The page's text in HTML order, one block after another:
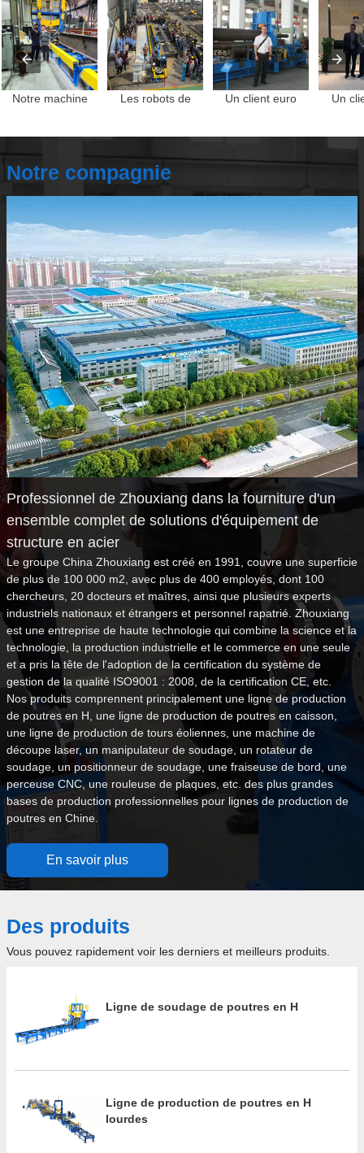
Notre machine Les robots de Un client euro Un
Notre compagnie
Professionnel de Zhouxiang dans la fourniture d'un
ensemble complet de solutions d'équipement de
structure en acier
Le groupe China Zhouxiang est créé en 1991, couvre une superficie
de plus de 100 000 m2, avec plus de 400 employés, dont 100
chercheurs, 20 docteurs et maîtres, ainsi que plusieurs experts
industriels nationaux et étrangers et personnel rapatrié. Zhouxiang
est une entreprise de haute technologie qui combine la science et la
technologie, la production industrielle et le commerce en une seule
et a pris la tête de l'adoption de la certification du système de
gestion de la qualité ISO9001 : 2008, de la certification CE, etc.
Nos produits comprennent principalement une ligne de production
de poutres en H, une ligne de production de poutres en caisson,
une ligne de production de tours éoliennes, une machine de
découpe laser, un manipulateur de soudage, un rotateur de
soudage, un positionneur de soudage, une fraiseuse de bord, une
perceuse CNC, une rouleuse de plaques, etc. des plus grandes
bases de production professionnelles pour lignes de production de
poutres en Chine.
En savoir plus
Des produits
Vous pouvez rapidement voir les derniers et meilleurs produits.
Ligne de soudage de poutres en H
Ligne de production de poutres en H
lourdes